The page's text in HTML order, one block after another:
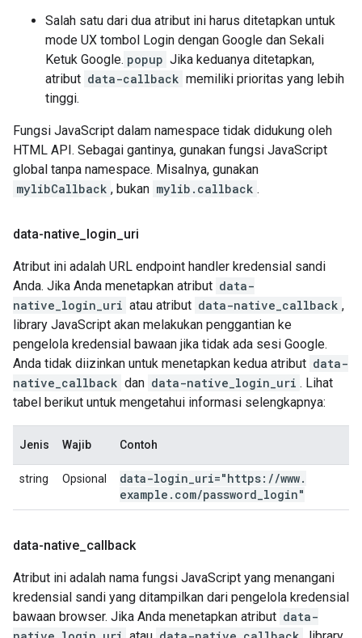
Salah satu dari dua atribut ini harus ditetapkan untuk
mode UX tombol Login dengan Google dan Sekali
Ketuk Google. popup Jika keduanya ditetapkan,
atribut data-callback memiliki prioritas yang lebih
tinggi.
Fungsi JavaScript dalam namespace tidak didukung oleh
HTML API. Sebagai gantinya, gunakan fungsi JavaScript
global tanpa namespace. Misalnya, gunakan
mylibCallback , bukan mylib.callback .
data-native login uri
Atribut ini adalah URL endpoint handler kredensial sandi
Anda. Jika Anda menetapkan atribut data-
native_login_uri atau atribut data-native_callback ,
library JavaScript akan melakukan penggantian ke
pengelola kredensial bawaan jika tidak ada sesi Google.
Anda tidak diizinkan untuk menetapkan kedua atribut data-
native_callback dan data-native_login_uri . Lihat
tabel berikut untuk mengetahui informasi selengkapnya:
Jenis Wajib Contoh
string Opsional data-login uri="https: //www.
example . com/password login"
data-native callback
Atribut ini adalah nama fungsi JavaScript yang menangani
kredensial sandi yang ditampilkan dari pengelola kredensial
bawaan browser. Jika Anda menetapkan atribut data-